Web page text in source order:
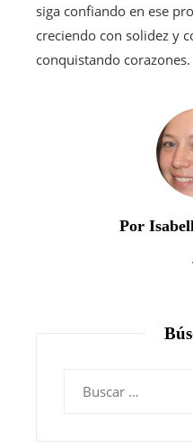
siga confiando en ese
creciendo con solidez y
conquistando corazones.
Por